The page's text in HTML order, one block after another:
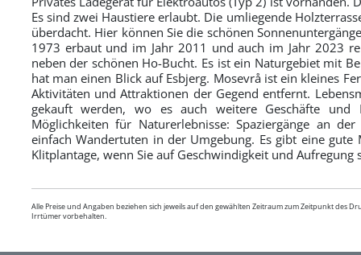
Es sind zwei Haustiere erlaubt. Die umliegende
überdacht. Hier können Sie die schönen
1973 erbaut und im Jahr 2011 und auch im Jahr 2023
neben der schönen Ho-Bucht. Es ist ein Naturgebiet mit
hat man einen Blick auf Esbjerg. Mosevrå ist ein kleines
Aktivitäten und Attraktionen der Gegend entfernt.
gekauft werden, wo es auch weitere Geschäfte und
Möglichkeiten für Naturerlebnisse: Spaziergänge an
einfach Wandertuten in der Umgebung. Es gibt eine gute
Klitplantage, wenn Sie auf Geschwindigkeit und Aufregung
Alle Preise und Angaben beziehen sich jeweils auf den gewählten Zeitraum zum Zeitpunkt des
Irrtümer vorbehalten.